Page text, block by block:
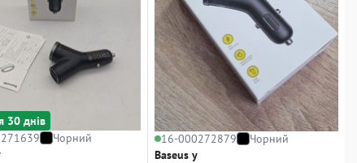
30 днiв
Чорний
16-000272879
Чорний
Baseus y